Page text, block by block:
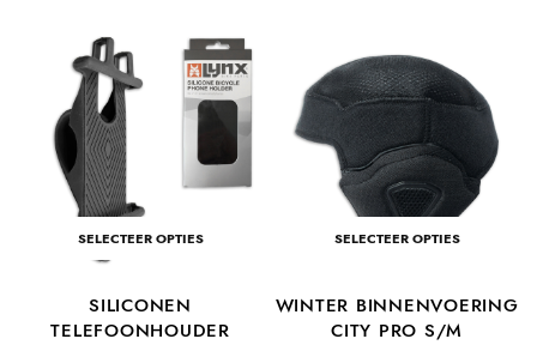
SELECTEER OPTIES
SILICONEN
TELEFOONHOUDER
SELECTEER OPTIES
WINTER BINNENVOERING
CITY PRO S/M